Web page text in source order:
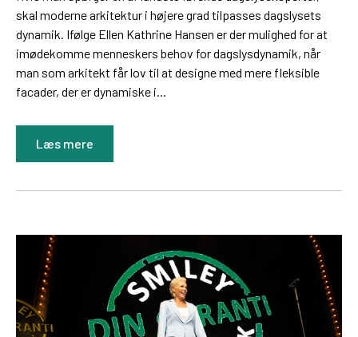
skal moderne arkitektur i højere grad tilpasses dagslysets
dynamik. Ifølge Ellen Kathrine Hansen er der mulighed for at
imødekomme menneskers behov for dagslysdynamik, når
man som arkitekt får lov til at designe med mere fleksible
facader, der er dynamiske i...
Læs mere